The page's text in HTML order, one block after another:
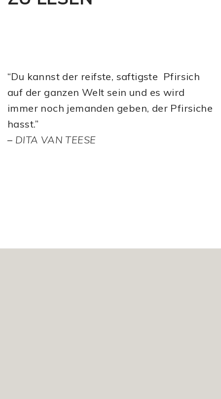
“Du kannst der reifste, saftigste Pfirsich
auf der ganzen Welt sein und es wird
immer noch jemanden geben, der Pfirsiche
hasst.”
– DITA VAN TEESE